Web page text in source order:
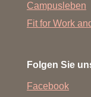
Campusleben
Fit for Work
Folgen Sie
Facebook